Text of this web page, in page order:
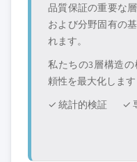
品質保証の重要な
および分野固有の
れます。
私たちの3層構造
頼性を最大化します
✓ 統計的検証
✓